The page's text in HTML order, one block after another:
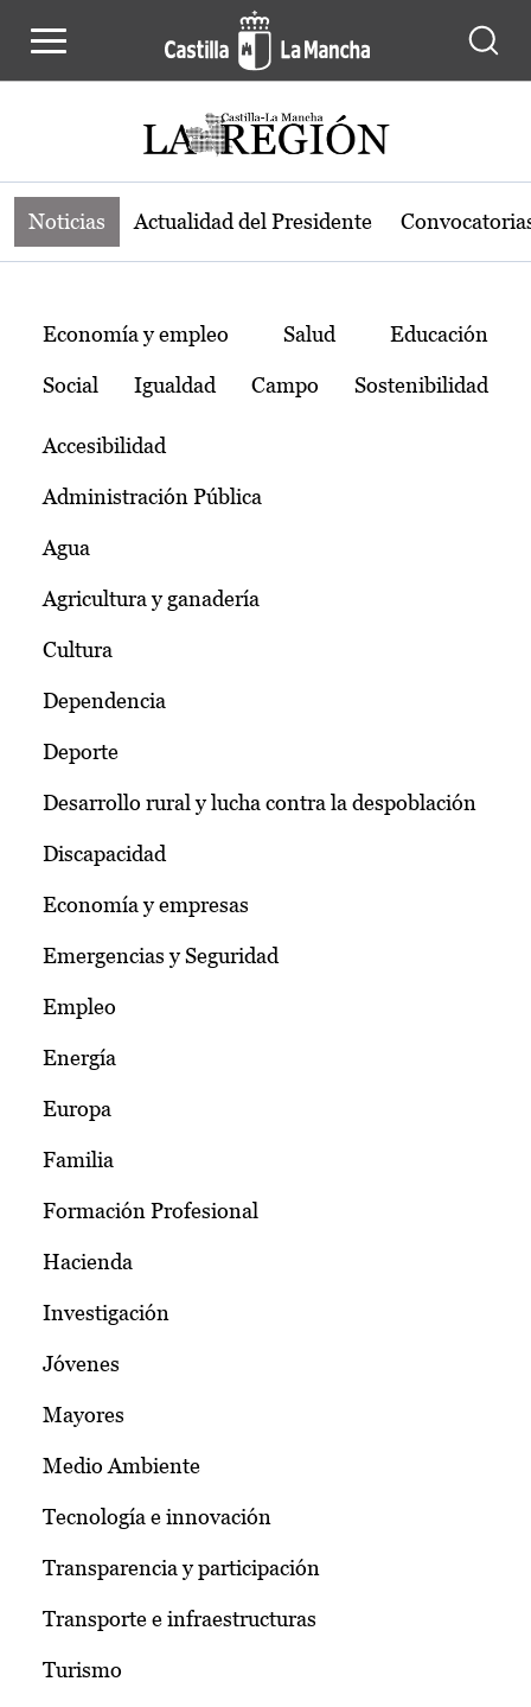
Noticias de la región de Castilla-La
Noticias Actualidad del Presidente
Temas
Economía y empleo Salud Educación
Social Igualdad Campo Sostenibilidad
Accesibilidad
Administración Pública
Agua
Agricultura y ganadería
Cultura
Dependencia
Deporte
Desarrollo rural y lucha contra la despoblación
Discapacidad
Economía y empresas
Emergencias y Seguridad
Empleo
Energía
Europa
Familia
Formación Profesional
Hacienda
Investigación
Jóvenes
Mayores
Medio Ambiente
Tecnología e innovación
Transparencia y participación
Transporte e infraestructuras
Turismo